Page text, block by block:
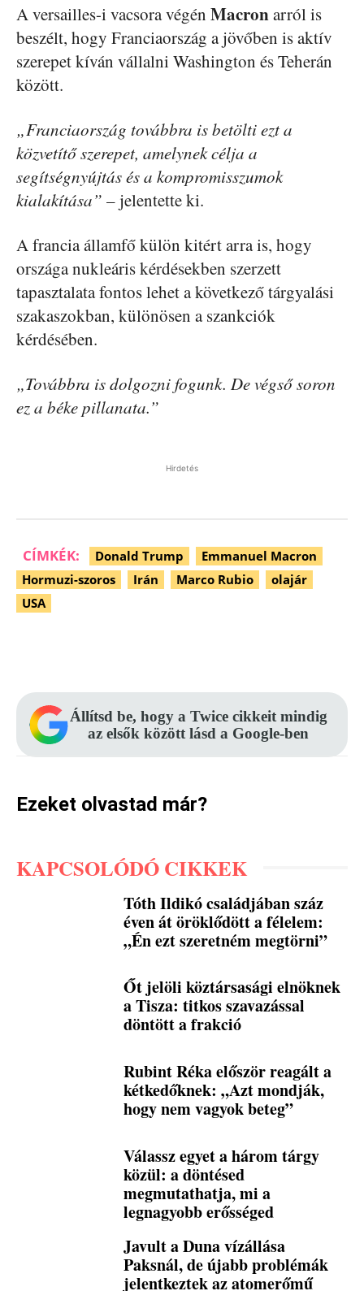
A versailles-i vacsora végén Macronarról is
beszélt, hogy Franciaország a jövőben is aktív
szerepet kíván vállalni Washington és Teherán
között.
„Franciaország továbbra is betölti ezt a
közvetítő szerepet, amelynek célja a
segítségnyújtás és a kompromisszumok
kialakítása” – jelentette ki.
A francia államfő külön kitért arra is, hogy
országa nukleáris kérdésekben szerzett
tapasztalata fontos lehet a következő tárgyalási
szakaszokban, különösen a szankciók
kérdésében.
„Továbbra is dolgozni fogunk. De végső soron
ez a béke pillanata.”
Hirdetés
CÍMKÉK: Donald Trump
Emmanuel Macron
Hormuzi-szoros
Irán Marco Rubio
olajár
USA
Állítsd be, hogy a Twice cikkeit mindig
az elsők között lásd a Google-ben
Ezeket olvastad már?
KAPCSOLÓDÓ CIKKEK
Tóth Ildikó családjában száz
éven át öröklődött a félelem:
„Én ezt szeretném megtörni”
Őt jelöli köztársasági elnöknek
a Tisza: titkos szavazással
döntött a frakció
Rubint Réka először reagált a
kétkedőknek: „Azt mondják,
hogy nem vagyok beteg”
Válassz egyet a három tárgy
közül: a döntésed
megmutathatja, mi a
legnagyobb erősséged
Javult a Duna vízállása
Paksnál, de újabb problémák
jelentkeztek az atomerőmű